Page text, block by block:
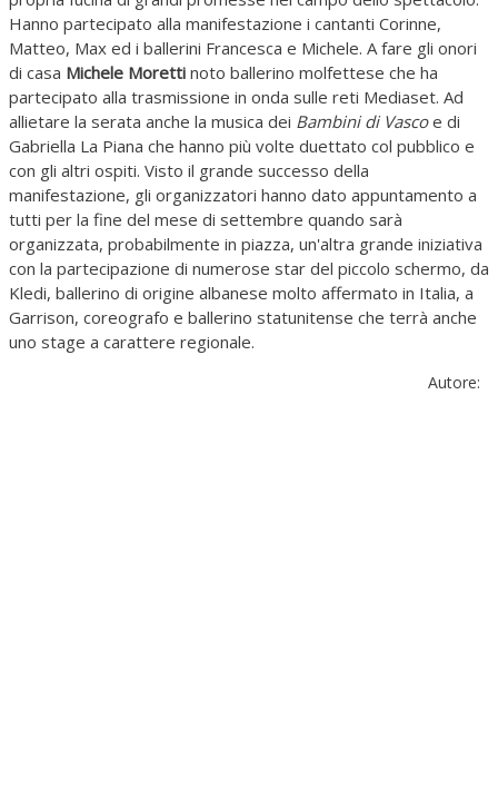
Hanno partecipato alla manifestazione i cantanti Corinne,
Matteo, Max ed i ballerini Francesca e Michele. A fare gli onori
di casa Michele Moretti noto ballerino molfettese che ha
partecipato alla trasmissione in onda sulle reti Mediaset. Ad
allietare la serata anche la musica dei Bambini di Vascoe di
Gabriella La Piana che hanno più volte duettato col pubblico e
con gli altri ospiti. Visto il grande successo della
manifestazione, gli organizzatori hanno dato appuntamento a
tutti per la fine del mese di settembre quando sarà
organizzata, probabilmente in piazza, un'altra grande iniziativa
con la partecipazione di numerose star del piccolo schermo, da
Kledi, ballerino di origine albanese molto affermato in Italia, a
Garrison, coreografo e ballerino statunitense che terrà anche
uno stage a carattere regionale.
Autore: